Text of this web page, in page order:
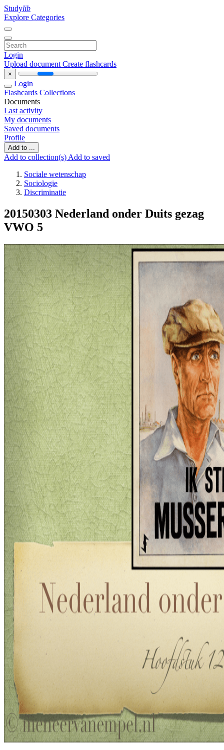
Studylib
Explore Categories
Login
Upload document Create flashcards
×
Login
Flashcards Collections
Documents
Last activity
My documents
Saved documents
Profile
Add to ...
Add to collection(s) Add to saved
Sociale wetenschap
Sociologie
Discriminatie
20150303 Nederland onder Duits gezag
VWO 5